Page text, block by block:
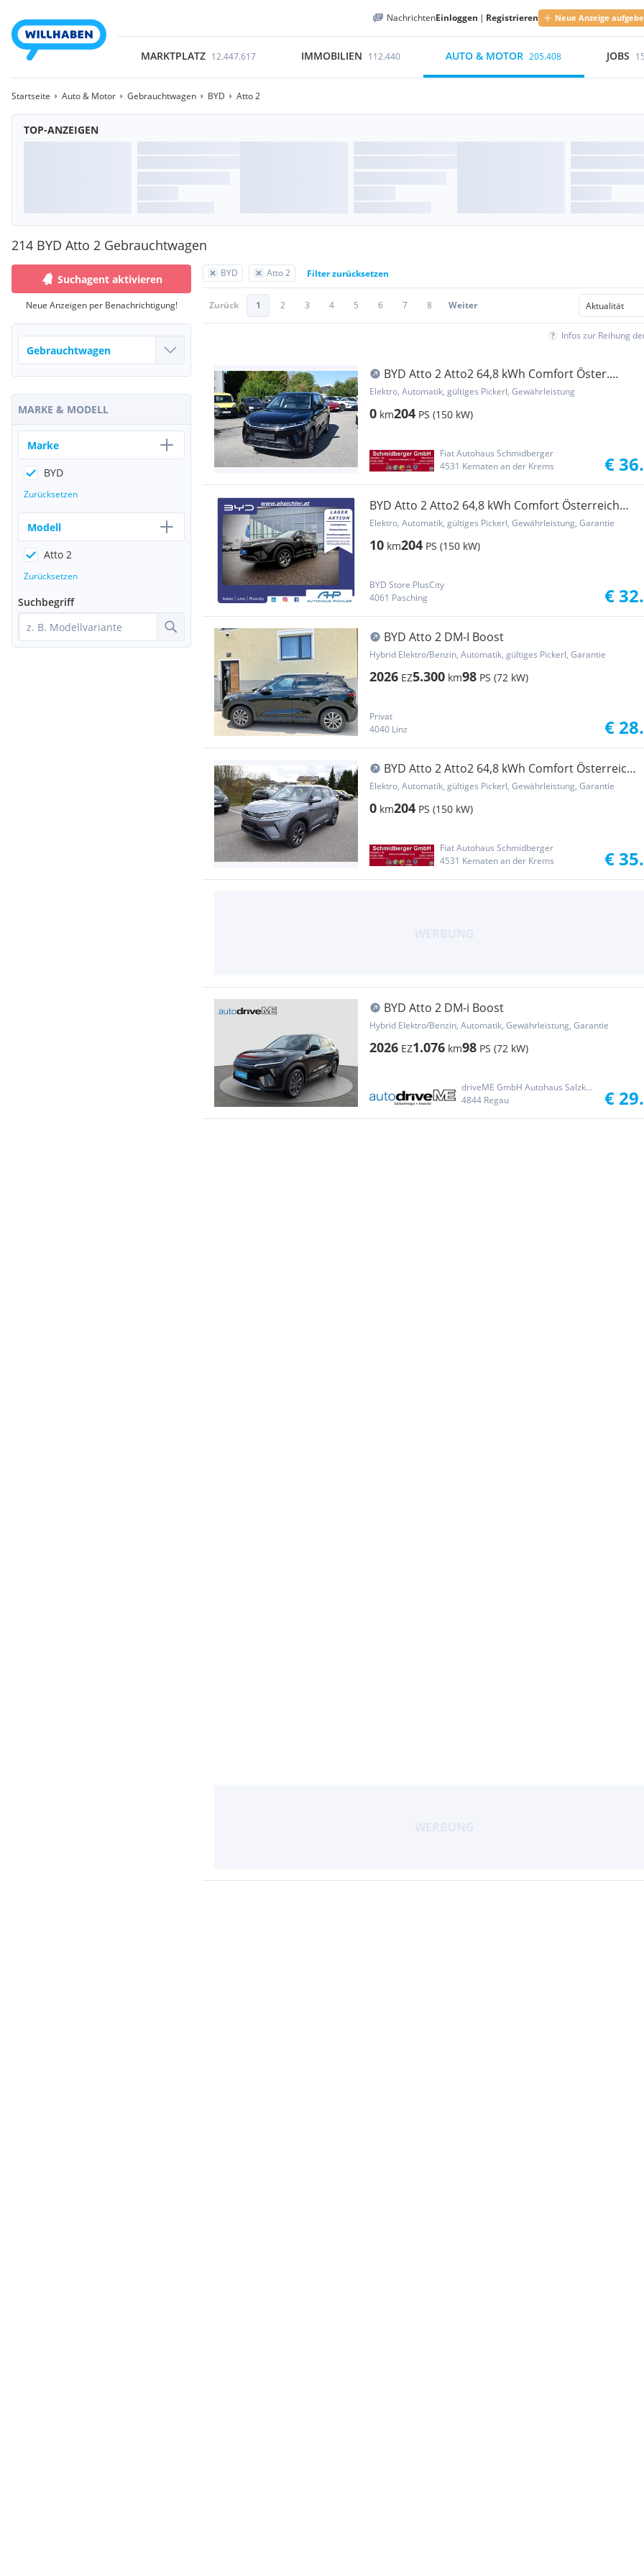
NachrichtenEinloggen | Registrieren Neue Anzeige
MARKTPLATZ 12.447.617 IMMOBILIEN 112.440 AUTO & MOTOR 205.408 JOBS
Startseite Auto & Motor Gebrauchtwagen BYD Atto 2
TOP-ANZEIGEN
214 BYD Atto 2 Gebrauchtwagen
BYD Atto 2 Filter zurücksetzen
Zurück 1 2 3 4 5 6 7 8 Weiter
Infos zur Reihung
BYD Atto 2 Atto2 64,8 kWh Comfort Öster.
Paket **Lagerfahr...
Elektro, Automatik, gültiges Pickerl, Gewährleistung
0 km204 PS (150 kW)
Fiat Autohaus Schmidberger
4531 Kematen an der Krems
€
BYD Atto 2 Atto2 64,8 kWh Comfort Österreich
Paket LEASING...
Elektro, Automatik, gültiges Pickerl, Gewährleistung, Garantie
10 km204 PS (150 kW)
BYD Store PlusCity
4061 Pasching
€
BYD Atto 2 DM-I Boost
Hybrid Elektro/Benzin, Automatik, gültiges Pickerl, Garantie
2026 EZ5.300 km98 PS (72 kW)
Privat
4040 Linz
€
BYD Atto 2 Atto2 64,8 kWh Comfort Österreich
Paket *Vorbes...
Elektro, Automatik, gültiges Pickerl, Gewährleistung, Garantie
0 km204 PS (150 kW)
Fiat Autohaus Schmidberger
4531 Kematen an der Krems
€
BYD Atto 2 DM-i Boost
Hybrid Elektro/Benzin, Automatik, Gewährleistung, Garantie
2026 EZ1.076 km98 PS (72 kW)
driveME GmbH Autohaus Salzkammergut
4844 Regau
€
Suchagent aktivieren
Neue Anzeigen per Benachrichtigung!
MARKE & MODELL
Marke
BYD
Zurücksetzen
Modell
Atto 2
Zurücksetzen
Suchbegriff